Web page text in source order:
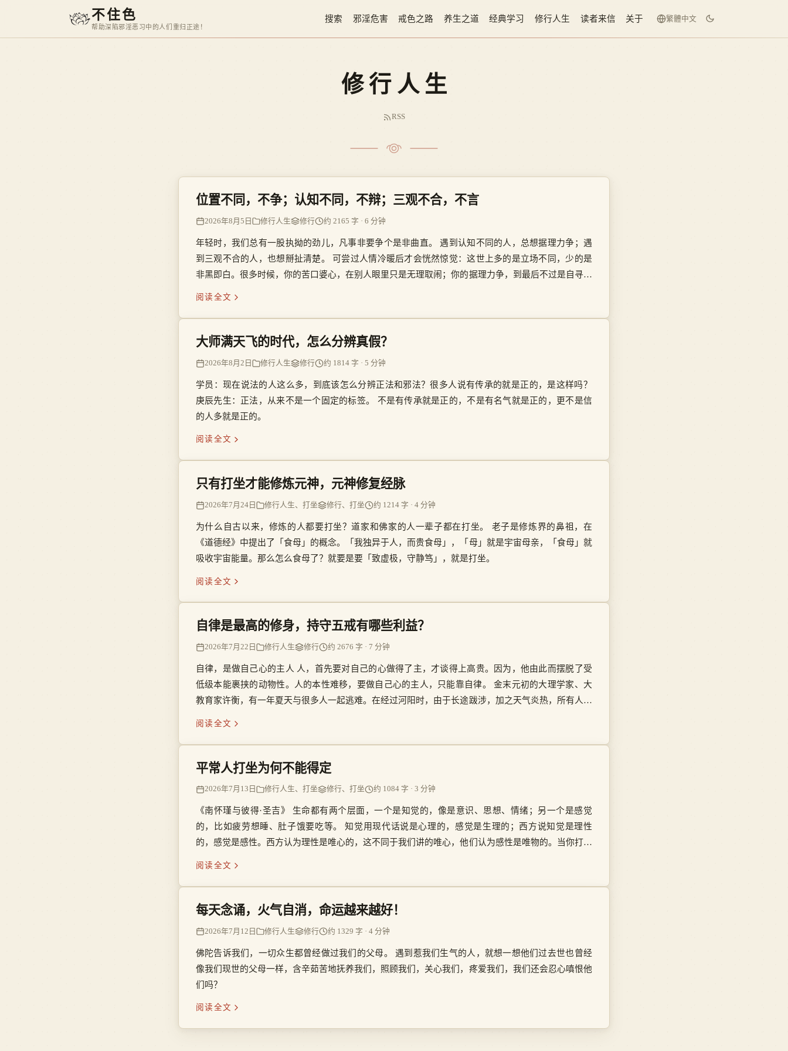
不住色
帮助深陷邪淫恶习中的人们重归正途！
搜索 邪淫危害 戒色之路 养生之道 经典学习 修行人生 读者来信 关于 繁體中文
修行人生
RSS
位置不同，不争；认知不同，不辩；三观不合，不言
2026年8月5日 修行人生 修行 约 2165 字 · 6 分钟
年轻时，我们总有一股执拗的劲儿，凡事非要争个是非曲直。 遇到认知不同的人，总想据理力争；遇
到三观不合的人，也想掰扯清楚。 可尝过人情冷暖后才会恍然惊觉：这世上多的是立场不同，少的是
非黑即白。很多时候，你的苦口婆心，在别人眼里只是无理取闹；你的据理力争，到最后不过是自寻烦
阅读全文
大师满天飞的时代，怎么分辨真假？
2026年8月2日 修行人生 修行 约 1814 字 · 5 分钟
学员：现在说法的人这么多，到底该怎么分辨正法和邪法？很多人说有传承的就是正的，是这样吗？
庚辰先生：正法，从来不是一个固定的标签。 不是有传承就是正的，不是有名气就是正的，更不是信
的人多就是正的。
阅读全文
只有打坐才能修炼元神，元神修复经脉
2026年7月24日 修行人生、打坐 修行、打坐 约 1214 字 · 4 分钟
为什么自古以来，修炼的人都要打坐？道家和佛家的人一辈子都在打坐。 老子是修炼界的鼻祖，在
《道德经》中提出了「食母」的概念。「我独异于人，而贵食母」，「母」就是宇宙母亲，「食母」就
吸收宇宙能量。那么怎么食母了？就要是要「致虚极，守静笃」，就是打坐。
阅读全文
自律是最高的修身，持守五戒有哪些利益？
2026年7月22日 修行人生 修行 约 2676 字 · 7 分钟
自律，是做自己心的主人 人，首先要对自己的心做得了主，才谈得上高贵。因为，他由此而摆脱了受
低级本能裹挟的动物性。人的本性难移，要做自己心的主人，只能靠自律。 金末元初的大理学家、大
教育家许衡，有一年夏天与很多人一起逃难。在经过河阳时，由于长途跋涉，加之天气炎热，所有人都
阅读全文
平常人打坐为何不能得定
2026年7月13日 修行人生、打坐 修行、打坐 约 1084 字 · 3 分钟
《南怀瑾与彼得·圣吉》 生命都有两个层面，一个是知觉的，像是意识、思想、情绪；另一个是感觉
的，比如疲劳想睡、肚子饿要吃等。 知觉用现代话说是心理的，感觉是生理的；西方说知觉是理性
的，感觉是感性。西方认为理性是唯心的，这不同于我们讲的唯心，他们认为感性是唯物的。当你打坐
阅读全文
每天念诵，火气自消，命运越来越好！
2026年7月12日 修行人生 修行 约 1329 字 · 4 分钟
佛陀告诉我们，一切众生都曾经做过我们的父母。 遇到惹我们生气的人，就想一想他们过去世也曾经
像我们现世的父母一样，含辛茹苦地抚养我们，照顾我们，关心我们，疼爱我们，我们还会忍心嗔恨他
们吗？
阅读全文